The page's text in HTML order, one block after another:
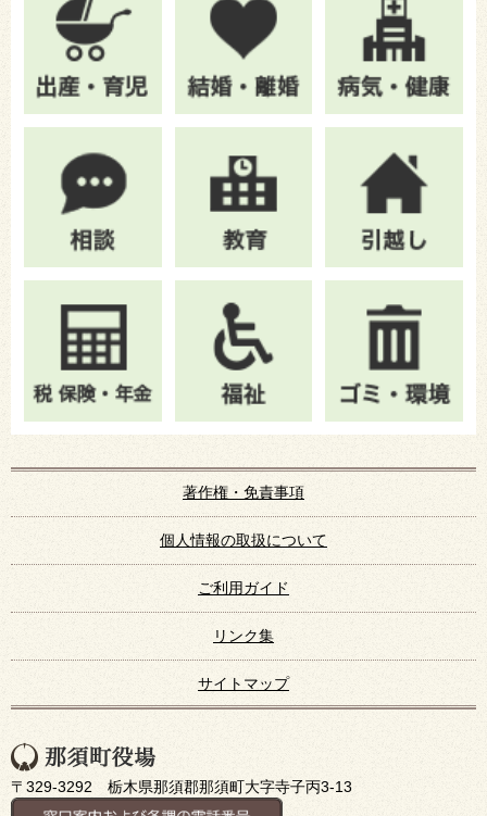
著作権・免責事項
個人情報の取扱について
ご利用ガイド
リンク集
サイトマップ
〒329-3292 栃木県那須郡那須町大字寺子丙3-13